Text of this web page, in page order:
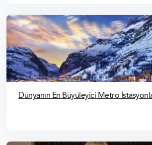
Dünyanın En Büyüleyici Metro